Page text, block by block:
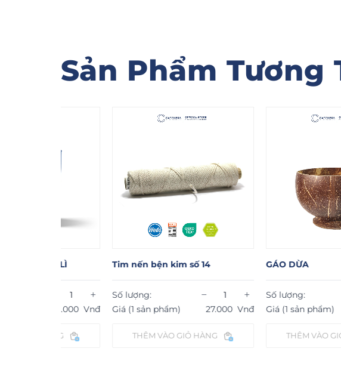
Sản Phẩm Tương
Tim nến bện kim số 14
Số lượng: −
Giá (1 sản phẩm) 27.000
THÊM VÀO GIỎ HÀNG
Số lượng: −
Giá (1 sản phẩm) 18.000
THÊM VÀO GIỎ HÀNG